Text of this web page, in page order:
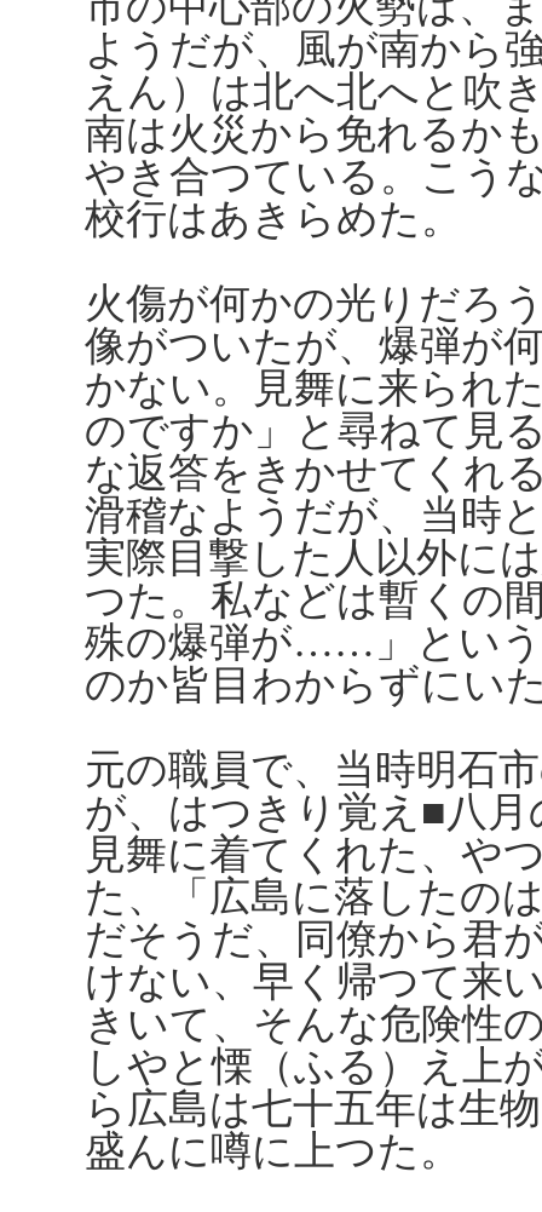
ようだが、風が南から
えん）は北へ北へと吹
南は火災から免れるか
やき合つている。こう
校行はあきらめた。
火傷が何かの光りだろ
像がついたが、爆弾が
かない。見舞に来られ
のですか」と尋ねて見
な返答をきかせてくれ
滑稽なようだが、当時
実際目撃した人以外に
つた。私などは暫くの
殊の爆弾が……」とい
のか皆目わからずにい
元の職員で、当時明石
が、はつきり覚え■八
見舞に着てくれた、や
た、「広島に落したの
だそうだ、同僚から君
けない、早く帰つて来
きいて、そんな危険性
しやと慄（ふる）え上
ら広島は七十五年は生
盛んに噂に上つた。